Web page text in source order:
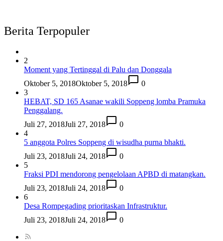
Berita Terpopuler
2
Moment yang Tertinggal di Palu dan Donggala
Oktober 5, 2018Oktober 5, 2018
0
3
HEBAT, SD 165 Asanae wakili Soppeng lomba Pramuka
Penggalang.
Juli 27, 2018Juli 27, 2018
0
4
5 anggota Polres Soppeng di wisudha purna bhakti.
Juli 23, 2018Juli 24, 2018
0
5
Fraksi PDI mendorong pengelolaan APBD di matangkan.
Juli 23, 2018Juli 24, 2018
0
6
Desa Rompegading prioritaskan Infrastruktur.
Juli 23, 2018Juli 24, 2018 0